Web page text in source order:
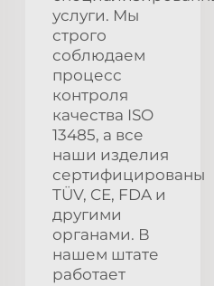
услуги. Мы
строго
соблюдаем
процесс
контроля
качества ISO
13485, а все
наши изделия
сертифицированы
TÜV, CE, FDA и
другими
органами. В
нашем штате
работает